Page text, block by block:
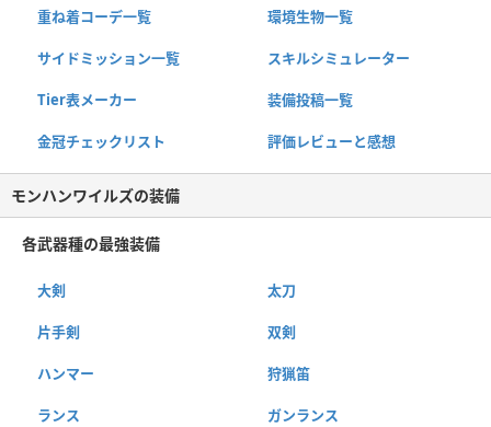
重ね着コーデ一覧 環境生物一覧
サイドミッション一覧 スキルシミュレーター
Tier表メーカー 装備投稿一覧
金冠チェックリスト 評価レビューと感想
モンハンワイルズの装備
各武器種の最強装備
大剣 太刀
片手剣 双剣
ハンマー 狩猟笛
ランス ガンランス